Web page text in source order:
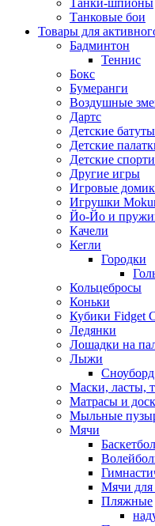
Танки-шпионы
Танковые бои
Товары для
Бадминтон
Теннис
Бокс
Бумеранги
Воздушные
Дартс
Детские батуты
Детские
Детские
Другие игры
Игровые
Игрушки
Йо-Йо и
Качели
Кегли
Городки
Кольцебросы
Коньки
Кубики Fidget
Ледянки
Лошадки на
Лыжи
Сноуборд
Маски, ласты,
Матрасы и
Мыльные
Мячи
Мячи
Пляжные